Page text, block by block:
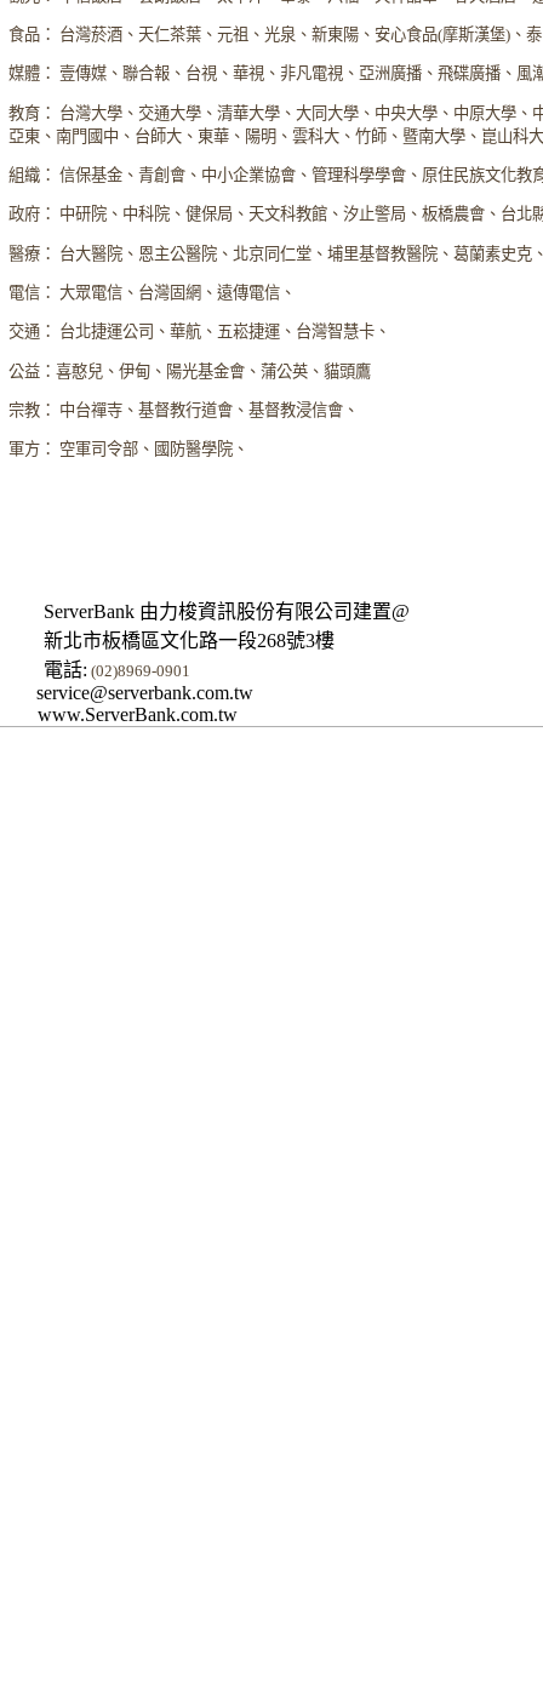
食品： 台灣菸酒、天仁茶葉、元祖、光泉、新東陽、安心食品(摩斯漢堡)、
媒體： 壹傳媒、聯合報、台視、華視、非凡電視、亞洲廣播、飛碟廣播、風
教育： 台灣大學、交通大學、清華大學、大同大學、中央大學、中原大學
亞東、南門國中、台師大、東華、陽明、雲科大、竹師、暨南大學、崑山科
組織： 信保基金、青創會、中小企業協會、管理科學學會、原住民族文化教
政府： 中研院、中科院、健保局、天文科教館、汐止警局、板橋農會、台北
醫療： 台大醫院、恩主公醫院、北京同仁堂、埔里基督教醫院、葛蘭素史克
電信： 大眾電信、台灣固網、遠傳電信、
交通： 台北捷運公司、華航、五崧捷運、台灣智慧卡、
公益：喜憨兒、伊甸、陽光基金會、蒲公英、貓頭鷹
宗教： 中台禪寺、基督教行道會、基督教浸信會、
軍方： 空軍司令部、國防醫學院、
ServerBank 由力梭資訊股份有限公司建置@
新北市板橋區文化路一段268號3樓
電話: (02)8969-0901
service@serverbank.com.tw
www.ServerBank.com.tw